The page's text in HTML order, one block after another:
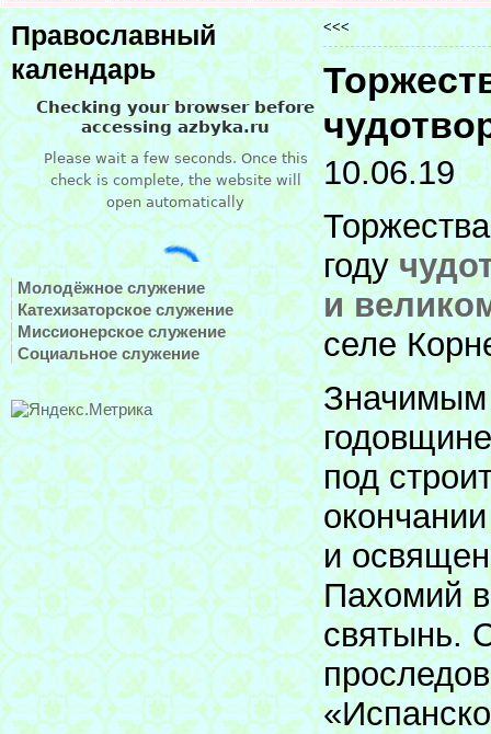
Православный
календарь
Молодёжное служение
Катехизаторское служение
Миссионерское служение
Социальное служение
<<<
10.06.19
году
и
селе
Значимым
под
и
Пахомий
святынь.